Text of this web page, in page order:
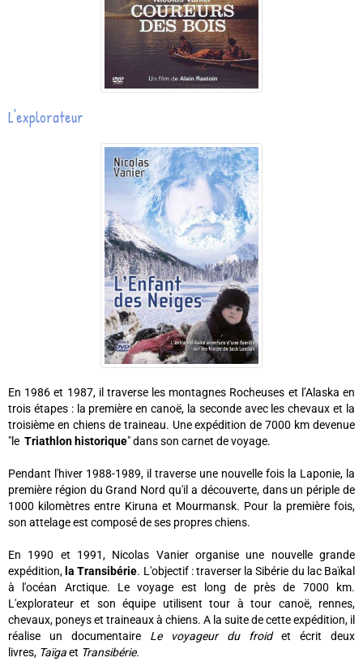
L'explorateur
En 1986 et 1987, il traverse les montagnes Rocheuses et l’Alaska en
trois étapes : la première en canoë, la seconde avec les chevaux et la
troisième en chiens de traineau. Une expédition de 7000 km devenue
"le Triathlon historique" dans son carnet de voyage.
Pendant l'hiver 1988-1989, il traverse une nouvelle fois la Laponie, la
première région du Grand Nord qu'il a découverte, dans un périple de
1000 kilomètres entre Kiruna et Mourmansk. Pour la première fois,
son attelage est composé de ses propres chiens.
En 1990 et 1991, Nicolas Vanier organise une nouvelle grande
expédition, la Transibérie. L'objectif : traverser la Sibérie du lac Baïkal
à l'océan Arctique. Le voyage est long de près de 7000 km.
L'explorateur et son équipe utilisent tour à tour canoë, rennes,
chevaux, poneys et traineaux à chiens. A la suite de cette expédition, il
réalise un documentaire Le voyageur du froid et écrit deux
livres, Taïgaet Transibérie.